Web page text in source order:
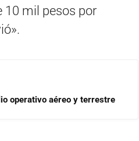
10 mil pesos por
operativo aéreo y terrestre